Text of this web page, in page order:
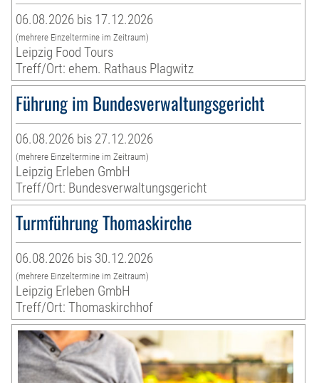
06.08.2026 bis 17.12.2026
(mehrere Einzeltermine im Zeitraum)
Leipzig Food Tours
Treff/Ort: ehem. Rathaus Plagwitz
Führung im Bundesverwaltungsgericht
06.08.2026 bis 27.12.2026
(mehrere Einzeltermine im Zeitraum)
Leipzig Erleben GmbH
Treff/Ort: Bundesverwaltungsgericht
Turmführung Thomaskirche
06.08.2026 bis 30.12.2026
(mehrere Einzeltermine im Zeitraum)
Leipzig Erleben GmbH
Treff/Ort: Thomaskirchhof